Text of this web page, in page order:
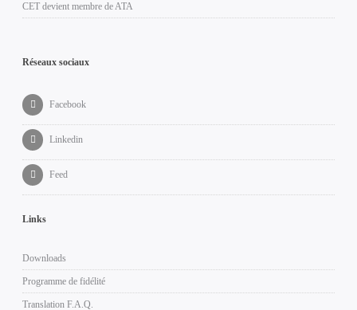
CET devient membre de ATA
Réseaux sociaux
Facebook
Linkedin
Feed
Links
Downloads
Programme de fidélité
Translation F.A.Q.